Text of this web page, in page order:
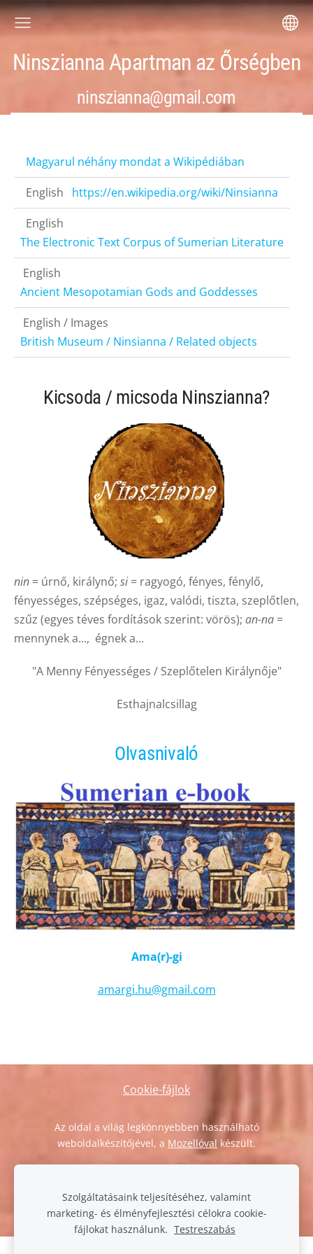
Ninszianna Apartman az Őrségben
ninszianna@gmail.com
Magyarul néhány mondat a Wikipédiában
English https://en.wikipedia.org/wiki/Ninsianna
English
The Electronic Text Corpus of Sumerian Literature
English
Ancient Mesopotamian Gods and Goddesses
English / Images
British Museum / Ninsianna / Related objects
Kicsoda / micsoda Ninszianna?
nin = úrnő, királynő; si = ragyogó, fényes, fénylő,
fényességes, szépséges, igaz, valódi, tiszta, szeplőtlen,
szűz (egyes téves fordítások szerint: vörös); an-na =
mennynek a..., égnek a...
"A Menny Fényességes / Szeplőtelen Királynője"
Esthajnalcsillag
Olvasnivaló
Ama(r)-gi
amargi.hu@gmail.com
Cookie-fájlok
Az oldal a világ legkönnyebben használható
weboldalkészítőjével, a Mozellóval készült.
Szolgáltatásaink teljesítéséhez, valamint
marketing- és élményfejlesztési célokra cookie-
fájlokat használunk. Testreszabás